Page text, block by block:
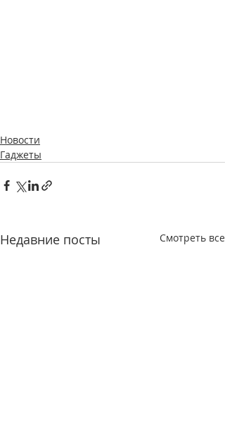
Новости
Гаджеты
Недавние посты Смотреть все